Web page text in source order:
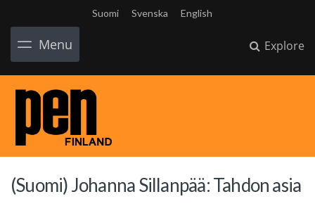
Suomi Svenska English
Menu Explore
(Suomi) Johanna Sillanpää: Tahdon asia